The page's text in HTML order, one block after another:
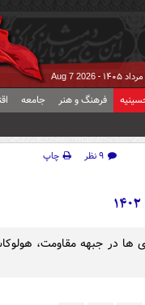
Aug 7 2026
فرهنگ و هنر جامعه
۹ نظر
چاپ
ها در جبهه مقاومت،